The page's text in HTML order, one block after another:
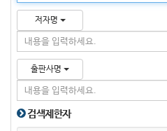
저자명
출판사명
검색제한자